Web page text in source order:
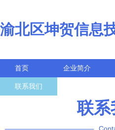
渝北区坤贺信息
首页 企业简介
联系我们
联系